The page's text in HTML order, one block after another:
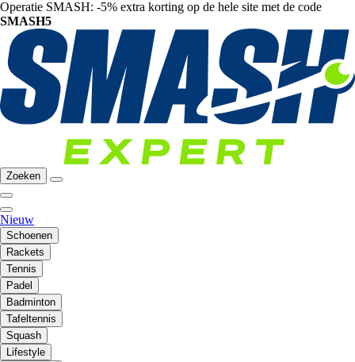
Operatie SMASH: -5% extra korting op de hele site met de code
SMASH5
Zoeken
Nieuw
Schoenen
Rackets
Tennis
Padel
Badminton
Tafeltennis
Squash
Lifestyle